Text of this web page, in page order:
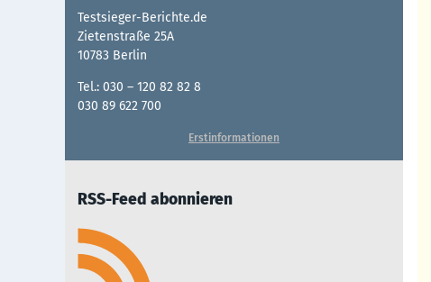
Testsieger-Berichte.de
Zietenstraße 25A
10783 Berlin
Tel.: 030 – 120 82 82 8
030 89 622 700
Erstinformationen
RSS-Feed abonnieren